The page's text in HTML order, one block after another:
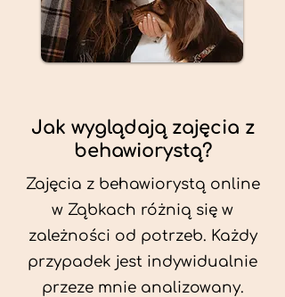
Jak wyglądają zajęcia z
behawiorystą?
Zajęcia z behawiorystą online
w Ząbkach różnią się w
zależności od potrzeb. Każdy
przypadek jest indywidualnie
przeze mnie analizowany.